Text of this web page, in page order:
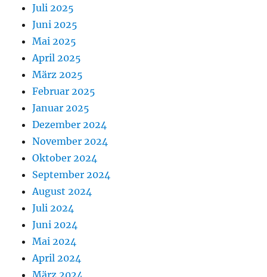
Juli 2025
Juni 2025
Mai 2025
April 2025
März 2025
Februar 2025
Januar 2025
Dezember 2024
November 2024
Oktober 2024
September 2024
August 2024
Juli 2024
Juni 2024
Mai 2024
April 2024